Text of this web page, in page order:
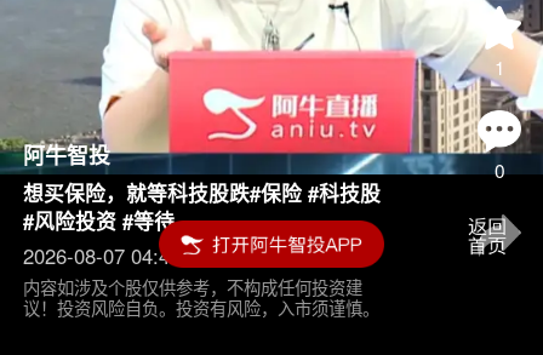
1
0
阿牛智投
想买保险，就等科技股跌#保险 #科技股
#风险投资 #等待
2026-08-07 04:45
内容如涉及个股仅供参考，不构成任何投资建
议！投资风险自负。投资有风险，入市须谨慎。